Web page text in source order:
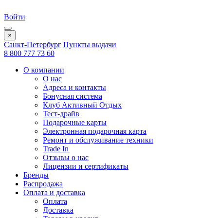
Войти
×
Санкт-Петербург Пункты выдачи
8 800 777 73 60
О компании
О нас
Адреса и контакты
Бонусная система
Клуб Активный Отдых
Тест-драйв
Подарочные карты
Электронная подарочная карта
Ремонт и обслуживание техники
Trade In
Отзывы о нас
Лицензии и сертификаты
Бренды
Распродажа
Оплата и доставка
Оплата
Доставка